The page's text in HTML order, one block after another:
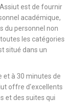
est de fournir
académique,
du personnel non
les catégories
situé dans un
et à 30 minutes de
offre d'excellents
et des suites qui